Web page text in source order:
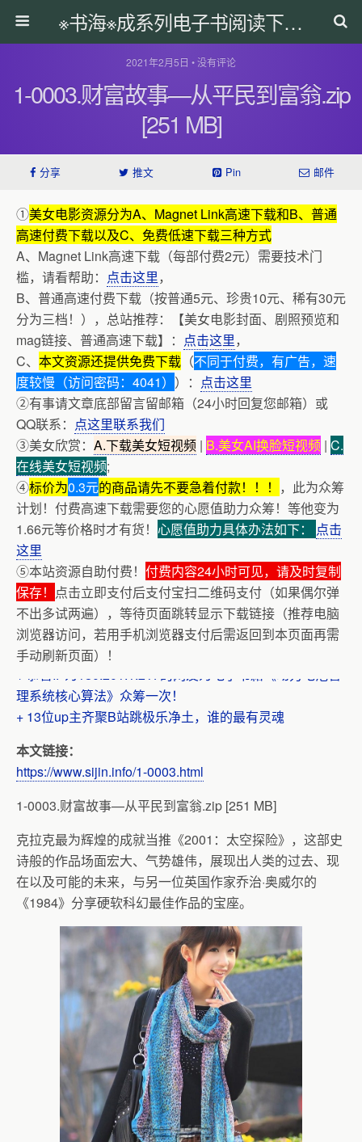
※书海※成系列电子书阅读下载网
2021年2月5日 • 没有评论
1-0003.财富故事—从平民到富翁.zip
[251 MB]
分享 推文 Pin 邮件
①美女电影资源分为A、Magnet Link高速下载和B、普通
高速付费下载以及C、免费低速下载三种方式
A、Magnet Link高速下载（每部付费2元）需要技术门
槛，请看帮助： 点击这里，
B、普通高速付费下载（按普通5元、珍贵10元、稀有30元
分为三档！），总站推荐：【美女电影封面、剧照预览和
mag链接、普通高速下载】： 点击这里，
C、 本文资源还提供免费下载 （不同于付费，有广告，速
度较慢（访问密码：4041） ）： 点击这里
②有事请文章底部留言留邮箱（24小时回复您邮箱）或
QQ联系： 点这里联系我们
③美女欣赏： A.下载美女短视频 | B.美女AI换脸短视频 | C.
在线美女短视频;
④标价为0.3元的商品请先不要急着付款！！！ ，此为众筹
计划！付费高速下载需要您的心愿值助力众筹！等他变为
1.66元等价格时才有货！ 心愿值助力具体办法如下： 点击
这里
⑤本站资源自助付费！ 付费内容24小时可见，请及时复制
保存！ 点击立即支付后支付宝扫二维码支付（如果偶尔弹
不出多试两遍），等待页面跳转显示下载链接（推荐电脑
浏览器访问，若用手机浏览器支付后需返回到本页面再需
手动刷新页面）！
+ 美女电影高清预览
+ 恭喜IP为180.201.1.217的网友为电子书籍《动力电池管
理系统核心算法》众筹一次！
+ 13位up主齐聚B站跳极乐净土，谁的最有灵魂
本文链接：
https://www.sijin.info/1-0003.html
1-0003.财富故事—从平民到富翁.zip [251 MB]
克拉克最为辉煌的成就当推《2001：太空探险》，这部史
诗般的作品场面宏大、气势雄伟，展现出人类的过去、现
在以及可能的未来，与另一位英国作家乔治·奥威尔的
《1984》分享硬软科幻最佳作品的宝座。